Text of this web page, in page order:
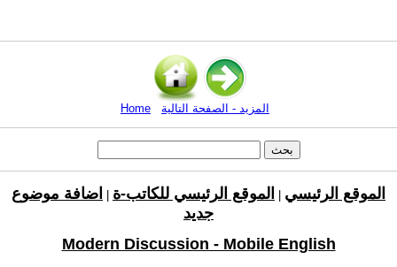
Home المزيد - الصفحة التالية
الموقع الرئيسي الموقع الرئيسي للكاتب-ة
اضافة موضوع
جديد
Modern Discussion - Mobile English